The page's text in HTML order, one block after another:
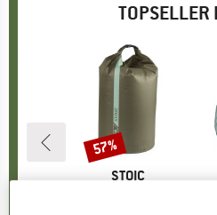
TOPSELLER
MARKE
STOIC
Rabatt
57%